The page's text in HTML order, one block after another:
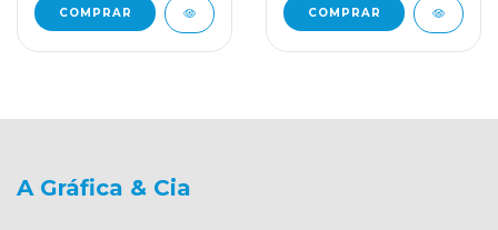
COMPRAR COMPRAR
A Gráfica & Cia